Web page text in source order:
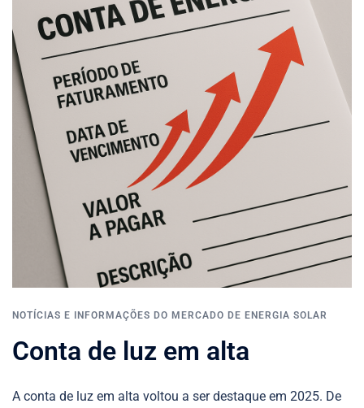
NOTÍCIAS E INFORMAÇÕES DO MERCADO DE ENERGIA SOLAR
Conta de luz em alta
A conta de luz em alta voltou a ser destaque em 2025. De